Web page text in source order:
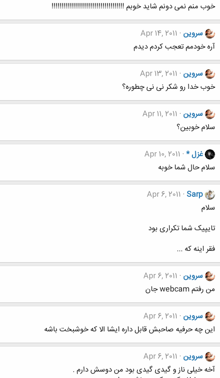
خوب منم نمی دونم شاید خوبم !!!!!!!!!!!!!!!!!!!!!!!!!!!!!!!!!!!!!
سروین Apr 14, 2011
آره خودمم تعجب کردم دیدم
سروین Apr 13, 2011
خوب خدا رو شکر نی نی چطوره؟
سروین Apr 11, 2011
سلام خوبین؟
غزل * Apr 10, 2011
سلام حال شما خوبه
Sarp
Apr 6, 2011
سلام
تایپیک شما تکراری بود
فقر اینه که ...
سروین Apr 6, 2011
من رفتم webcam جان
سروین Apr 6, 2011
این چه حرفیه صاحبش قابل داره ایشا الا که خوشبخت باشه
سروین Apr 6, 2011
آخه خیلی ناز و گیدی گیدی بود من دوسش دارم .